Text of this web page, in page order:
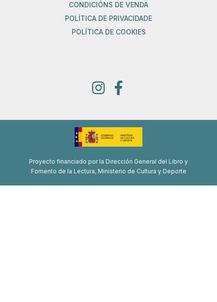
CONDICIÓNS DE VENDA
POLÍTICA DE PRIVACIDADE
POLÍTICA DE COOKIES
Proyecto financiado por la Dirección General del Libro y
Fomento de la Lectura, Ministerio de Cultura y Deporte